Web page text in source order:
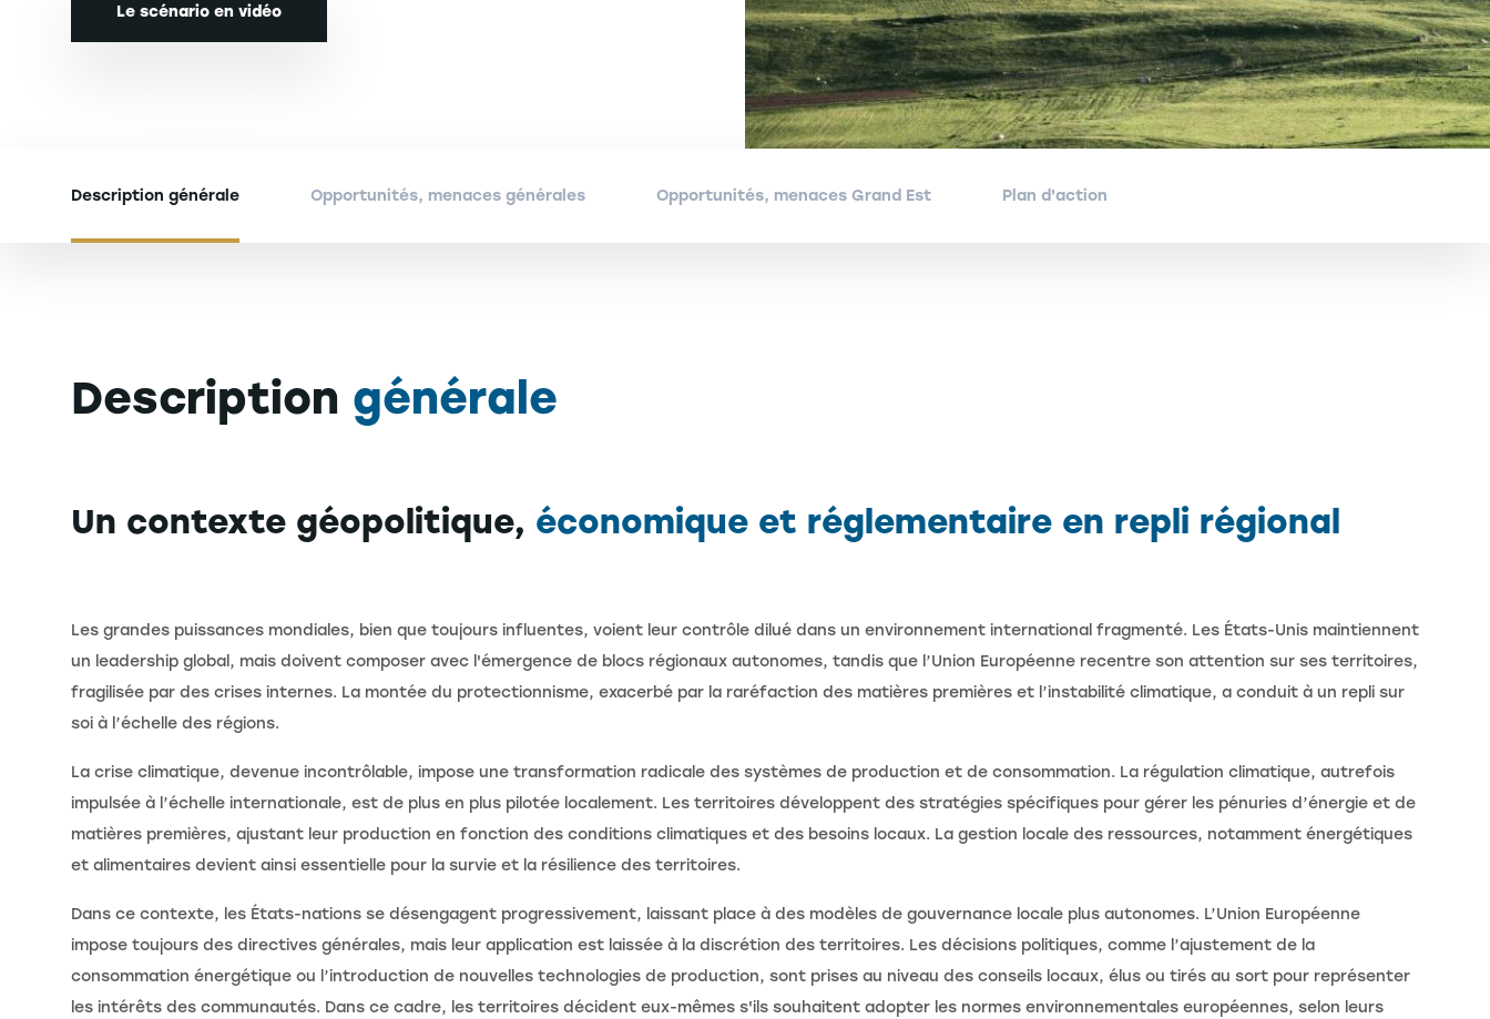
Le scénario en vidéo
Description générale Opportunités, menaces générales Opportunités, menaces Grand Est Plan d'action
Description générale
Un contexte géopolitique, économique et réglementaire en repli régional
Les grandes puissances mondiales, bien que toujours influentes, voient leur contrôle dilué dans un environnement international fragmenté. Les États-Unis maintiennent
un leadership global, mais doivent composer avec l'émergence de blocs régionaux autonomes, tandis que l’Union Européenne recentre son attention sur ses territoires,
fragilisée par des crises internes. La montée du protectionnisme, exacerbé par la raréfaction des matières premières et l’instabilité climatique, a conduit à un repli sur
soi à l’échelle des régions.
La crise climatique, devenue incontrôlable, impose une transformation radicale des systèmes de production et de consommation. La régulation climatique, autrefois
impulsée à l’échelle internationale, est de plus en plus pilotée localement. Les territoires développent des stratégies spécifiques pour gérer les pénuries d’énergie et de
matières premières, ajustant leur production en fonction des conditions climatiques et des besoins locaux. La gestion locale des ressources, notamment énergétiques
et alimentaires devient ainsi essentielle pour la survie et la résilience des territoires.
Dans ce contexte, les États-nations se désengagent progressivement, laissant place à des modèles de gouvernance locale plus autonomes. L’Union Européenne
impose toujours des directives générales, mais leur application est laissée à la discrétion des territoires. Les décisions politiques, comme l’ajustement de la
consommation énergétique ou l’introduction de nouvelles technologies de production, sont prises au niveau des conseils locaux, élus ou tirés au sort pour représenter
les intérêts des communautés. Dans ce cadre, les territoires décident eux-mêmes s'ils souhaitent adopter les normes environnementales européennes, selon leurs